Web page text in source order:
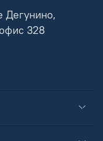
Дегунино,
328